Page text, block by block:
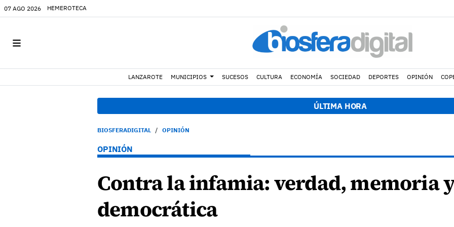
07 AGO 2026 HEMEROTECA
LANZAROTE MUNICIPIOS SUCESOS CULTURA ECONOMÍA SOCIEDAD DEPORTES OPINIÓN
ÚLTIMA HORA
BIOSFERADIGITAL OPINIÓN
OPINIÓN
Contra la infamia: verdad, memoria
democrática